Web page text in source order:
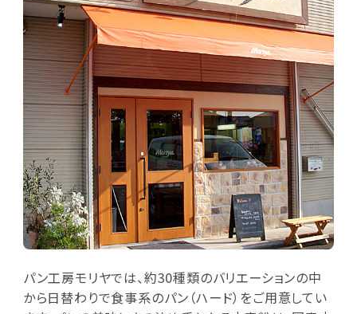
パン工房モリヤでは、約30種類のバリエーションの中
から日替わりで食事系のパン（ハード）をご用意してい